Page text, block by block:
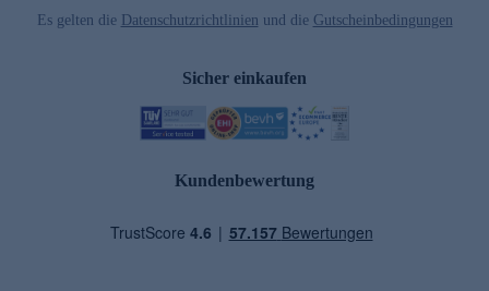
Es gelten die Datenschutzrichtlinien und die Gutscheinbedingungen
Sicher einkaufen
Kundenbewertung